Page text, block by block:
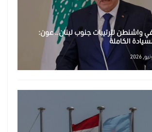
في واشنطن لترتيبات جنوب لبنان.. عون:
الكاملة